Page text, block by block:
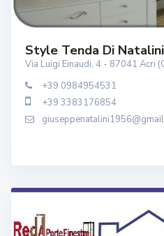
Style Tenda Di
Via Luigi Einaudi, 4 - 87041 Acri
+39 0984954531
+39 3383176854